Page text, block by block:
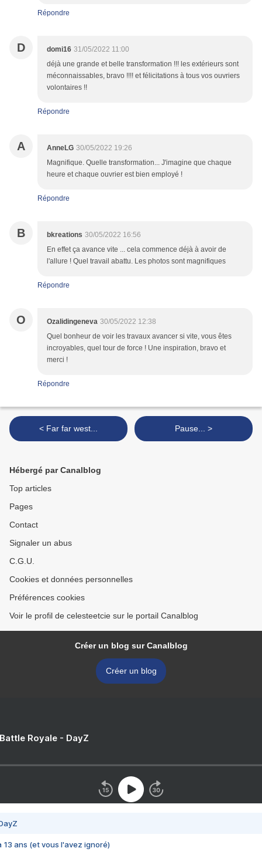
Répondre
D domi16 31/05/2022 11:00
déjà une grande et belle transformation !!! les extérieurs sont
méconnaissables, bravo !!!! et félicitations à tous vos ouvriers
volontaires !!
Répondre
A AnneLG 30/05/2022 19:26
Magnifique. Quelle transformation... J'imagine que chaque
heure et chaque ouvrier est bien employé !
Répondre
B bkreations 30/05/2022 16:56
En effet ça avance vite ... cela commence déjà à avoir de
l'allure ! Quel travail abattu. Les photos sont magnifiques
Répondre
O Ozalidingeneva 30/05/2022 12:38
Quel bonheur de voir les travaux avancer si vite, vous êtes
incroyables, quel tour de force ! Une inspiration, bravo et
merci !
Répondre
< Far far west... Pause... >
Hébergé par Canalblog
Top articles
Pages
Contact
Signaler un abus
C.G.U.
Cookies et données personnelles
Préférences cookies
Voir le profil de celesteetcie sur le portail Canalblog
Créer un blog sur Canalblog
Créer un blog
Royale - DayZ
13 ans (et vous l'avez ignoré)